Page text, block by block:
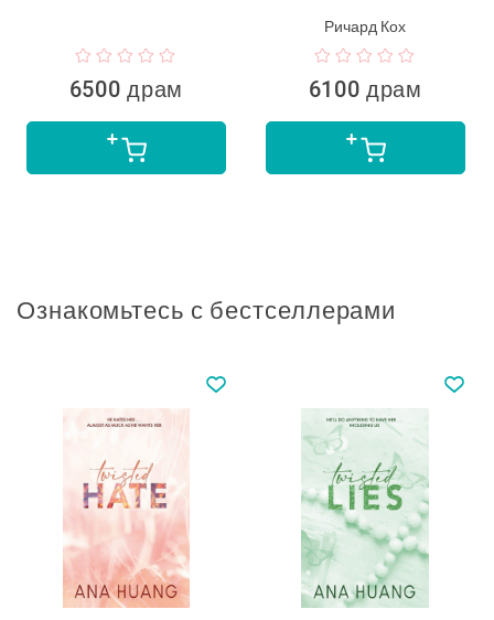
6500 драм
Ричард Кох
6100 драм
Ознакомьтесь с бестселлерами